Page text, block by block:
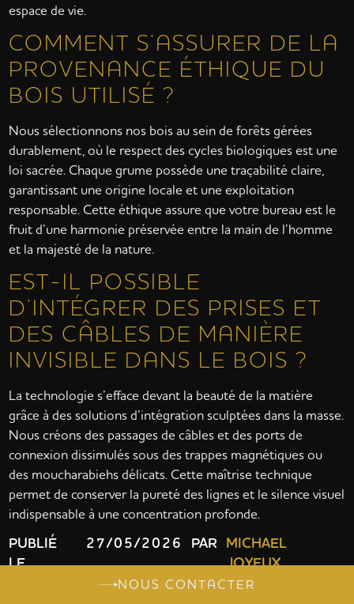
espace de vie.
COMMENT S’ASSURER DE LA
PROVENANCE ÉTHIQUE DU
BOIS UTILISÉ ?
Nous sélectionnons nos bois au sein de forêts gérées
durablement, où le respect des cycles biologiques est une
loi sacrée. Chaque grume possède une traçabilité claire,
garantissant une origine locale et une exploitation
responsable. Cette éthique assure que votre bureau est le
fruit d’une harmonie préservée entre la main de l’homme
et la majesté de la nature.
EST-IL POSSIBLE
D’INTÉGRER DES PRISES ET
DES CÂBLES DE MANIÈRE
INVISIBLE DANS LE BOIS ?
La technologie s’efface devant la beauté de la matière
grâce à des solutions d’intégration sculptées dans la masse.
Nous créons des passages de câbles et des ports de
connexion dissimulés sous des trappes magnétiques ou
des moucharabiehs délicats. Cette maîtrise technique
permet de conserver la pureté des lignes et le silence visuel
indispensable à une concentration profonde.
PUBLIÉ
LE
27/05/2026 PAR MICHAEL
JOYEUX
TABLE DES MATIÈRES
NOUS CONTACTER